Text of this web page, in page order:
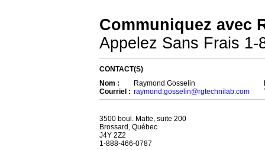
Communiquez
Appelez Sans Frais 1-
CONTACT(S)
Nom :
Raymond Gosselin
Courriel : raymond.gosselin@rgtechnilab.com
3500 boul. Matte, suite 200
Brossard, Québec
J4Y 2Z2
1-888-466-0787